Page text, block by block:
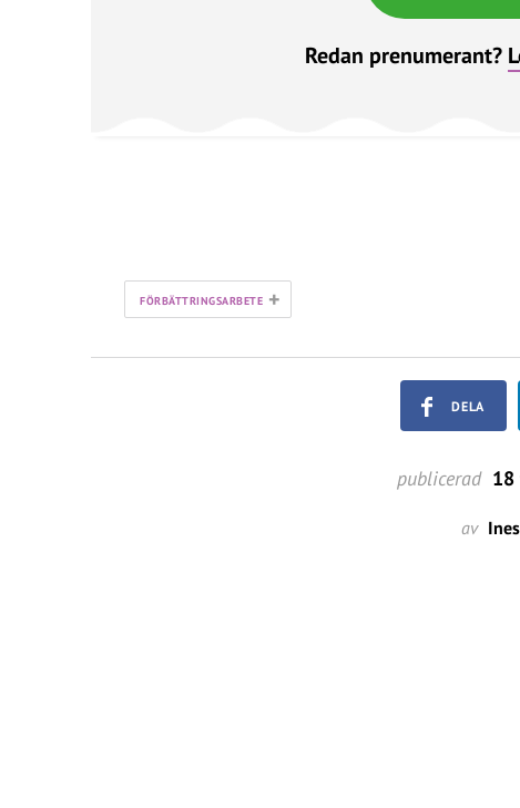
Redan prenumerant?
FÖRBÄTTRINGSARBETE +
DELA
publicerad 18
av